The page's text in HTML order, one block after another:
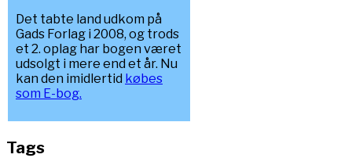
Det tabte land udkom på
Gads Forlag i 2008, og trods
et 2. oplag har bogen været
udsolgt i mere end et år. Nu
kan den imidlertid købes
som E-bog.
Tags